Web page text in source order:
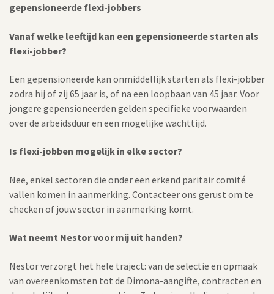
gepensioneerde flexi-jobbers
Vanaf welke leeftijd kan een gepensioneerde starten als
flexi-jobber?
Een gepensioneerde kan onmiddellijk starten als flexi-jobber
zodra hij of zij 65 jaar is, of na een loopbaan van 45 jaar. Voor
jongere gepensioneerden gelden specifieke voorwaarden
over de arbeidsduur en een mogelijke wachttijd.
Is flexi-jobben mogelijk in elke sector?
Nee, enkel sectoren die onder een erkend paritair comité
vallen komen in aanmerking. Contacteer ons gerust om te
checken of jouw sector in aanmerking komt.
Wat neemt Nestor voor mij uit handen?
Nestor verzorgt het hele traject: van de selectie en opmaak
van overeenkomsten tot de Dimona-aangifte, contracten en